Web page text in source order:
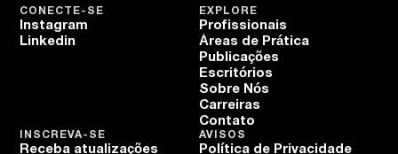
EXPLORE
Profissionais
Áreas de Prática
Publicações
Escritórios
Sobre Nós
Carreiras
Contato
CONECTE-SE
Instagram
Linkedin
AVISOS
Política de Privacidade
INSCREVA-SE
Receba atualizações